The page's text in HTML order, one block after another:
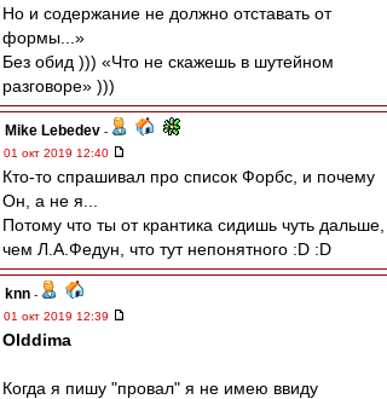
Но и содержание не должно отставать от
формы...»
Без обид ))) «Что не скажешь в шутейном
разговоре» )))
Mike Lebedev -
01 окт 2019 12:40
Кто-то спрашивал про список Форбс, и почему
Он, а не я...
Потому что ты от крантика сидишь чуть дальше,
чем Л.А.Федун, что тут непонятного :D :D
knn -
01 окт 2019 12:39
Olddima
Когда я пишу "провал" я не имею ввиду